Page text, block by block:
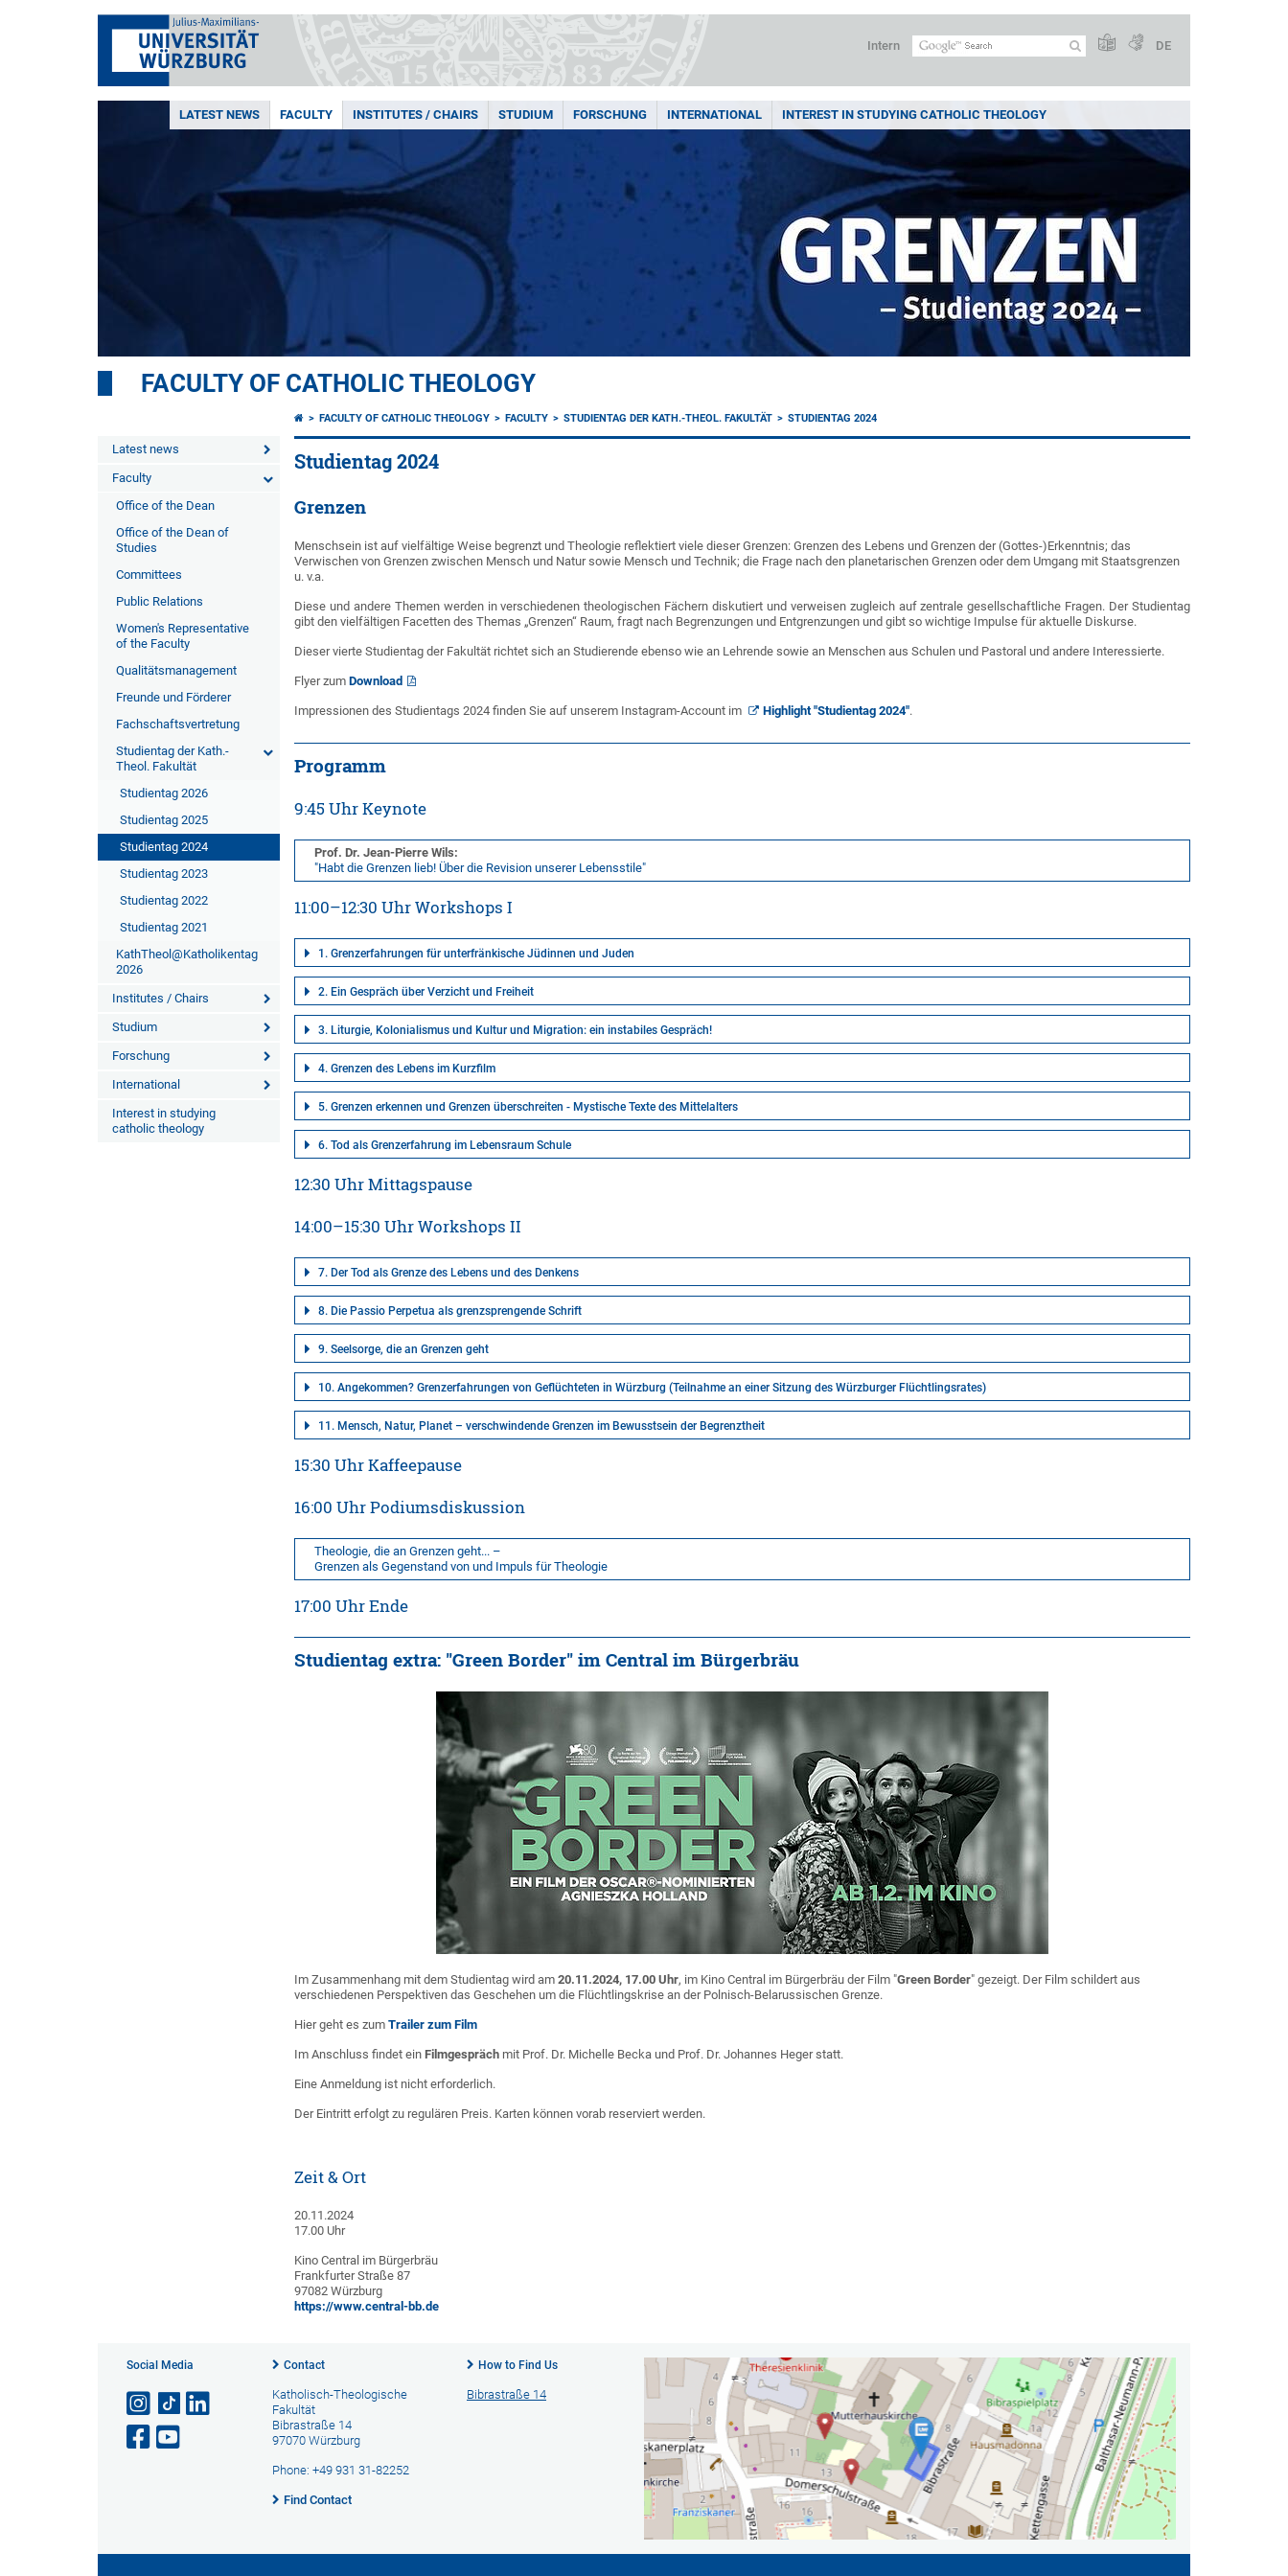
Intern DE
LATEST NEWS FACULTY INSTITUTES / CHAIRS STUDIUM FORSCHUNG INTERNATIONAL INTEREST IN STUDYING CATHOLIC THEOLOGY
FACULTY OF CATHOLIC THEOLOGY
Latest news
Faculty
Office of the Dean
Office of the Dean of
Studies
Committees
Public Relations
Women's Representative
of the Faculty
Qualitätsmanagement
Freunde und Förderer
Fachschaftsvertretung
Studientag der Kath.-
Theol. Fakultät
Studientag 2026
Studientag 2025
Studientag 2024
Studientag 2023
Studientag 2022
Studientag 2021
KathTheol@Katholikentag
2026
Institutes / Chairs
Studium
Forschung
International
Interest in studying
catholic theology
FACULTY OF CATHOLIC THEOLOGY FACULTY STUDIENTAG DER KATH.-THEOL. FAKULTÄT STUDIENTAG 2024
Studientag 2024
Grenzen
Menschsein ist auf vielfältige Weise begrenzt und Theologie reflektiert viele dieser Grenzen: Grenzen des Lebens und Grenzen der (Gottes-)Erkenntnis; das
Verwischen von Grenzen zwischen Mensch und Natur sowie Mensch und Technik; die Frage nach den planetarischen Grenzen oder dem Umgang mit Staatsgrenzen
u. v.a.
Diese und andere Themen werden in verschiedenen theologischen Fächern diskutiert und verweisen zugleich auf zentrale gesellschaftliche Fragen. Der Studientag
gibt den vielfältigen Facetten des Themas „Grenzen“ Raum, fragt nach Begrenzungen und Entgrenzungen und gibt so wichtige Impulse für aktuelle Diskurse.
Dieser vierte Studientag der Fakultät richtet sich an Studierende ebenso wie an Lehrende sowie an Menschen aus Schulen und Pastoral und andere Interessierte.
Flyer zumDownload
Impressionen des Studientags 2024 finden Sie auf unserem Instagram-Account im Highlight "Studientag 2024".
Programm
9:45 Uhr Keynote
Prof. Dr. Jean-Pierre Wils:
"Habt die Grenzen lieb! Über die Revision unserer Lebensstile"
11:00–12:30 Uhr Workshops I
1. Grenzerfahrungen für unterfränkische Jüdinnen und Juden
2. Ein Gespräch über Verzicht und Freiheit
3. Liturgie, Kolonialismus und Kultur und Migration: ein instabiles Gespräch!
4. Grenzen des Lebens im Kurzfilm
5. Grenzen erkennen und Grenzen überschreiten - Mystische Texte des Mittelalters
6. Tod als Grenzerfahrung im Lebensraum Schule
12:30 Uhr Mittagspause
14:00–15:30 Uhr Workshops II
7. Der Tod als Grenze des Lebens und des Denkens
8. Die Passio Perpetua als grenzsprengende Schrift
9. Seelsorge, die an Grenzen geht
10. Angekommen? Grenzerfahrungen von Geflüchteten in Würzburg (Teilnahme an einer Sitzung des Würzburger Flüchtlingsrates)
11. Mensch, Natur, Planet – verschwindende Grenzen im Bewusstsein der Begrenztheit
15:30 Uhr Kaffeepause
16:00 Uhr Podiumsdiskussion
Theologie, die an Grenzen geht... –
Grenzen als Gegenstand von und Impuls für Theologie
17:00 Uhr Ende
Studientag extra: "Green Border" im Central im Bürgerbräu
Im Zusammenhang mit dem Studientag wird am20.11.2024, 17.00 Uhr, im Kino Central im Bürgerbräu der Film "Green Border" gezeigt. Der Film schildert aus
verschiedenen Perspektiven das Geschehen um die Flüchtlingskrise an der Polnisch-Belarussischen Grenze.
Hier geht es zumTrailer zum Film
Im Anschluss findet einFilmgespräch mit Prof. Dr. Michelle Becka und Prof. Dr. Johannes Heger statt.
Eine Anmeldung ist nicht erforderlich.
Der Eintritt erfolgt zu regulären Preis. Karten können vorab reserviert werden.
Zeit & Ort
20.11.2024
17.00 Uhr
Kino Central im Bürgerbräu
Frankfurter Straße 87
97082 Würzburg
https://www.central-bb.de
Social Media Contact
Katholisch-Theologische
Fakultät
Bibrastraße 14
97070 Würzburg
Phone: +49 931 31-82252
Find Contact
How to Find Us
Bibrastraße 14